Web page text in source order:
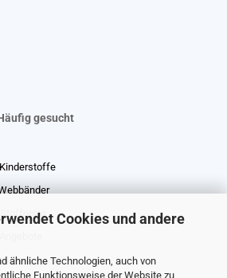
Cookies und andere
ähnliche Technologien, auch von
Funktionsweise der Website zu
gesucht
Kinderstoffe
Stoffreste
Meterware